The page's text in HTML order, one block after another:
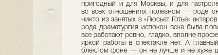
пригодный и для Москвы, и для
во всех отношениях полезном — роде
никто из занятых в «Люсьет Готье»
рода драматургия испокон века была
все работают ровно, гладко, вполне
яркой работы в спектакле нет. А
блеклом фоне — он не лучше и не хуже